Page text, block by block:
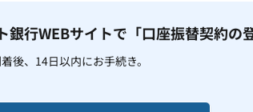
銀行WEBサイトで「口座振替契約の
後、14日以内にお手続き。